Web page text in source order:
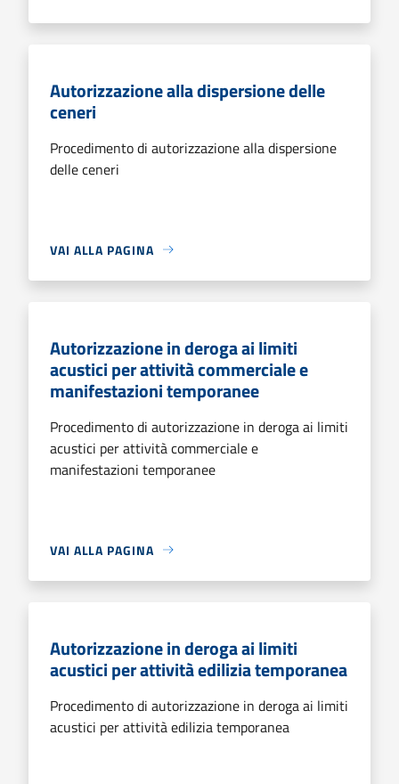
Autorizzazione alla dispersione delle
ceneri
Procedimento di autorizzazione alla dispersione
delle ceneri
VAI ALLA PAGINA
Autorizzazione in deroga ai limiti
acustici per attività commerciale e
manifestazioni temporanee
Procedimento di autorizzazione in deroga ai limiti
acustici per attività commerciale e
manifestazioni temporanee
VAI ALLA PAGINA
Autorizzazione in deroga ai limiti
acustici per attività edilizia temporanea
Procedimento di autorizzazione in deroga ai limiti
acustici per attività edilizia temporanea